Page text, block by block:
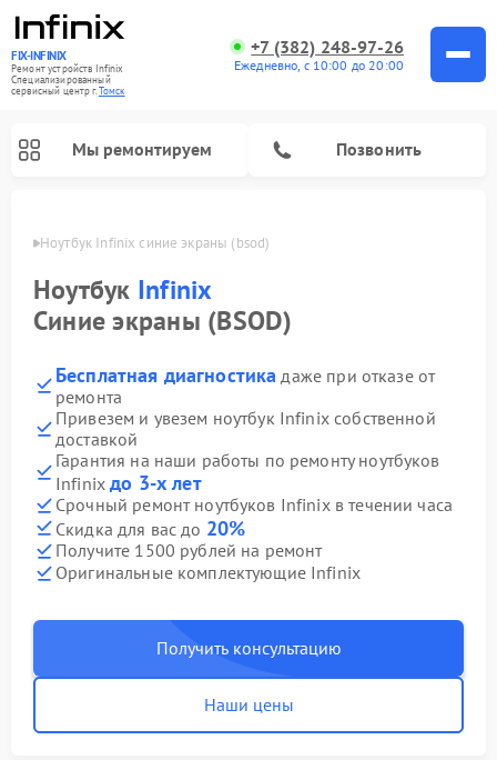
FIX-INFINIX
Ремонт устройств Infinix
Специализированный
cервисный центр г.Томск
+7 (382) 248-97-26
Ежедневно, с 10:00 до 20:00
Мы ремонтируем Позвонить
Ноутбук Infinix синие экраны (bsod)
Ноутбук Infinix
Синие экраны (BSOD)
Бесплатная диагностика даже при отказе от
ремонта
Привезем и увезем ноутбук Infinix собственной
доставкой
Гарантия на наши работы по ремонту ноутбуков
Infinixдо 3-х лет
Срочный ремонт ноутбуков Infinix в течении часа
Скидка для вас до 20%
Получите 1500 рублей на ремонт
Оригинальные комплектующие Infinix
Получить консультацию
Наши цены